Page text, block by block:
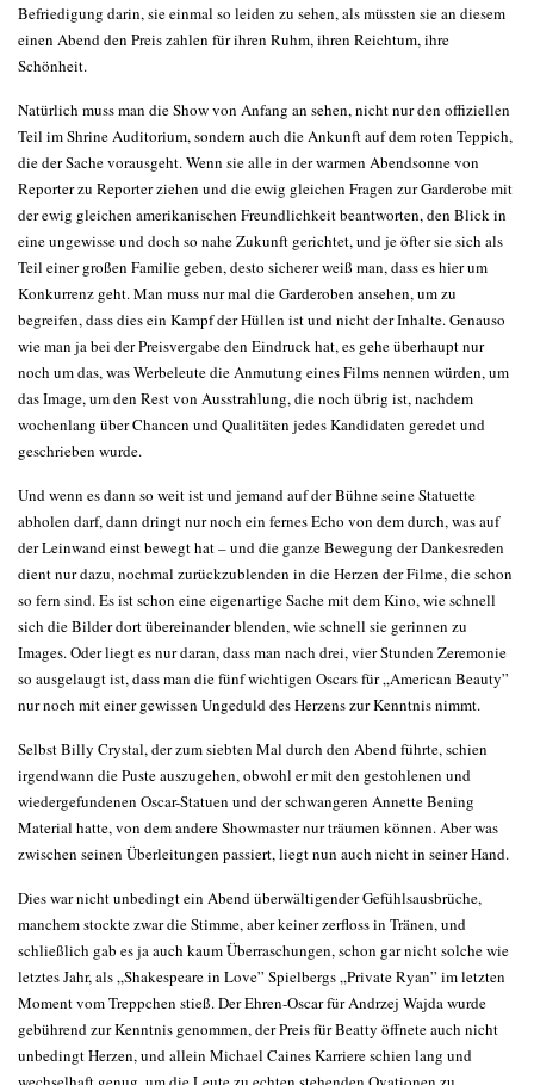
Befriedigung darin, sie einmal so leiden zu sehen, als müssten sie an diesem
einen Abend den Preis zahlen für ihren Ruhm, ihren Reichtum, ihre
Schönheit.
Natürlich muss man die Show von Anfang an sehen, nicht nur den offiziellen
Teil im Shrine Auditorium, sondern auch die Ankunft auf dem roten Teppich,
die der Sache vorausgeht. Wenn sie alle in der warmen Abendsonne von
Reporter zu Reporter ziehen und die ewig gleichen Fragen zur Garderobe mit
der ewig gleichen amerikanischen Freundlichkeit beantworten, den Blick in
eine ungewisse und doch so nahe Zukunft gerichtet, und je öfter sie sich als
Teil einer großen Familie geben, desto sicherer weiß man, dass es hier um
Konkurrenz geht. Man muss nur mal die Garderoben ansehen, um zu
begreifen, dass dies ein Kampf der Hüllen ist und nicht der Inhalte. Genauso
wie man ja bei der Preisvergabe den Eindruck hat, es gehe überhaupt nur
noch um das, was Werbeleute die Anmutung eines Films nennen würden, um
das Image, um den Rest von Ausstrahlung, die noch übrig ist, nachdem
wochenlang über Chancen und Qualitäten jedes Kandidaten geredet und
geschrieben wurde.
Und wenn es dann so weit ist und jemand auf der Bühne seine Statuette
abholen darf, dann dringt nur noch ein fernes Echo von dem durch, was auf
der Leinwand einst bewegt hat – und die ganze Bewegung der Dankesreden
dient nur dazu, nochmal zurückzublenden in die Herzen der Filme, die schon
so fern sind. Es ist schon eine eigenartige Sache mit dem Kino, wie schnell
sich die Bilder dort übereinander blenden, wie schnell sie gerinnen zu
Images. Oder liegt es nur daran, dass man nach drei, vier Stunden Zeremonie
so ausgelaugt ist, dass man die fünf wichtigen Oscars für „American Beauty”
nur noch mit einer gewissen Ungeduld des Herzens zur Kenntnis nimmt.
Selbst Billy Crystal, der zum siebten Mal durch den Abend führte, schien
irgendwann die Puste auszugehen, obwohl er mit den gestohlenen und
wiedergefundenen Oscar-Statuen und der schwangeren Annette Bening
Material hatte, von dem andere Showmaster nur träumen können. Aber was
zwischen seinen Überleitungen passiert, liegt nun auch nicht in seiner Hand.
Dies war nicht unbedingt ein Abend überwältigender Gefühlsausbrüche,
manchem stockte zwar die Stimme, aber keiner zerfloss in Tränen, und
schließlich gab es ja auch kaum Überraschungen, schon gar nicht solche wie
letztes Jahr, als „Shakespeare in Love” Spielbergs „Private Ryan” im letzten
Moment vom Treppchen stieß. Der Ehren-Oscar für Andrzej Wajda wurde
gebührend zur Kenntnis genommen, der Preis für Beatty öffnete auch nicht
unbedingt Herzen, und allein Michael Caines Karriere schien lang und